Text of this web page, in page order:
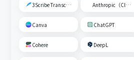
3Scribe Transcription Anthropic（Claude）
Canva ChatGPT
Cohere DeepL